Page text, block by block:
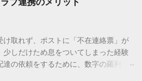
で旧字や外字、特殊記号を呼び出す
クニックを詳しく解説します。 この
なぜ「変換」しても旧字・外字が出て
、なぜ普通の変換で出てこない漢字が
理由は、パソコンが文字を認識する
け取れず、ポストに「不在連絡票」が
少しだけため息をついてしまった経験
の依頼をするために、数字の羅列を